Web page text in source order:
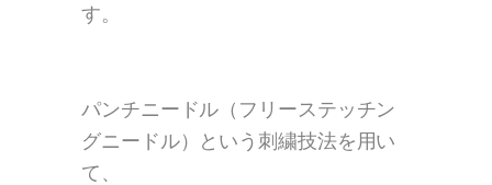
す。
パンチニードル（フリーステッチン
グニードル）という刺繍技法を用い
て、